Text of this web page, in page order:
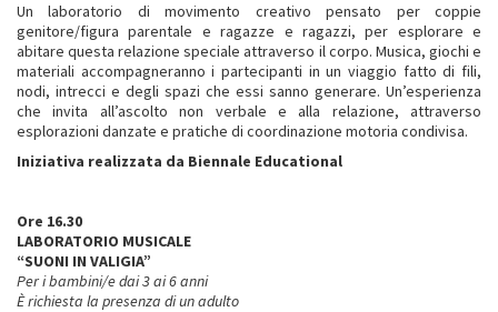
Un laboratorio di movimento creativo pensato per coppie
genitore/figura parentale e ragazze e ragazzi, per esplorare e
abitare questa relazione speciale attraverso il corpo. Musica, giochi e
materiali accompagneranno i partecipanti in un viaggio fatto di fili,
nodi, intrecci e degli spazi che essi sanno generare. Un’esperienza
che invita all’ascolto non verbale e alla relazione, attraverso
esplorazioni danzate e pratiche di coordinazione motoria condivisa.
Iniziativa realizzata da Biennale Educational
Ore 16.30
LABORATORIO MUSICALE
“SUONI IN VALIGIA”
Per i bambini/e dai 3 ai 6 anni
È richiesta la presenza di un adulto